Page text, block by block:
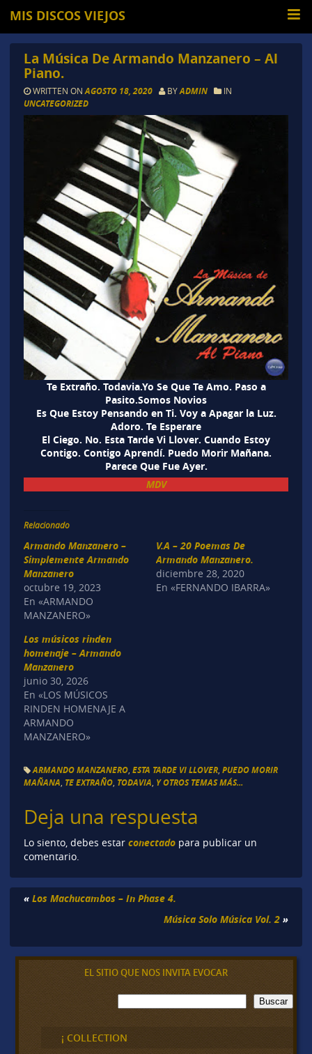
MIS DISCOS VIEJOS
La Música De Armando Manzanero – Al
Piano.
WRITTEN ON AGOSTO 18, 2020 BYADMIN IN
UNCATEGORIZED
Te Extraño. Todavia.Yo Se Que Te Amo. Paso a
Pasito.Somos Novios
Es Que Estoy Pensando en Ti. Voy a Apagar la Luz.
Adoro. Te Esperare
El Ciego. No. Esta Tarde Vi Llover. Cuando Estoy
Contigo. Contigo Aprendí. Puedo Morir Mañana.
Parece Que Fue Ayer.
MDV
Relacionado
Armando Manzanero –
Simplemente Armando
Manzanero
octubre 19, 2023
En «ARMANDO
MANZANERO»
V.A – 20 Poemas De
Armando Manzanero.
diciembre 28, 2020
En «FERNANDO IBARRA»
Los músicos rinden
homenaje – Armando
Manzanero
junio 30, 2026
En «LOS MÚSICOS
RINDEN HOMENAJE A
ARMANDO
MANZANERO»
ARMANDO MANZANERO, ESTA TARDE VI LLOVER, PUEDO MORIR
MAÑANA TE EXTRAÑO, TODAVIA Y OTROS TEMAS MÁS...
Deja una respuesta
Lo siento, debes estar conectadopara publicar un
comentario.
« Los Machucambos – In Phase 4.
Música Solo Música Vol. 2 »
EL SITIO QUE NOS INVITA EVOCAR
B
u
c
a
Buscar
¡ COLLECTION